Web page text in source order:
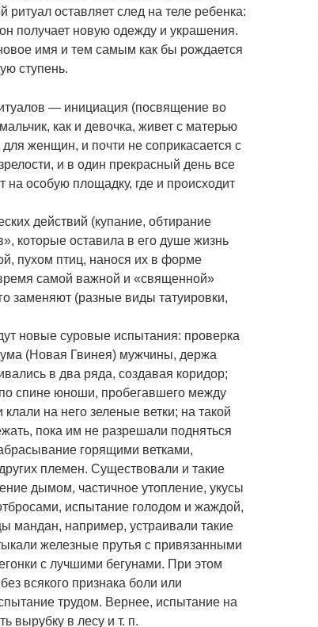
ритуал оставляет след на теле ребенка:
получает новую одежду и украшения.
имя и тем самым как бы рождается
ступень.
— инициация (посвящение во
как и девочка, живет с матерью
женщин, и почти не соприкасается с
и в один прекрасный день все
особую площадку, где и происходит
действий (купание, обтирание
которые оставила в его душе жизнь
пухом птиц, нанося их в форме
самой важной и «священной»
заменяют (разные виды татуировки,
новые суровые испытания: проверка
(Новая Гвинея) мужчины, держа
в два ряда, создавая коридор;
спине юноши, пробегавшего между
на него зеленые ветки; на такой
пока им не разрешали подняться
горящими ветками,
племен. Существовали и такие
дымом, частичное утопление, укусы
испытание голодом и жаждой,
мандан, например, устраивали такие
железные прутья с привязанными
с лучшими бегунами. При этом
всякого признака боли или
трудом. Вернее, испытание на
вырубку в лесу и т. п.